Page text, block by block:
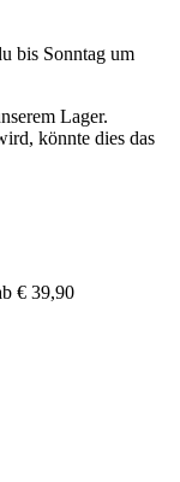
bis Sonntag um
Lager.
könnte dies das
€ 39,90